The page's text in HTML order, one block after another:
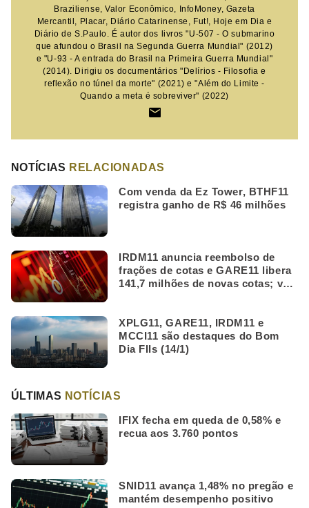
Braziliense, Valor Econômico, InfoMoney, Gazeta
Mercantil, Placar, Diário Catarinense, Fut!, Hoje em Dia e
Diário de S.Paulo. É autor dos livros "U-507 - O submarino
que afundou o Brasil na Segunda Guerra Mundial" (2012)
e "U-93 - A entrada do Brasil na Primeira Guerra Mundial"
(2014). Dirigiu os documentários "Delírios - Filosofia e
reflexão no túnel da morte" (2021) e "Além do Limite -
Quando a meta é sobreviver" (2022)
NOTÍCIAS RELACIONADAS
Com venda da Ez Tower, BTHF11
registra ganho de R$ 46 milhões
IRDM11 anuncia reembolso de
frações de cotas e GARE11 libera
141,7 milhões de novas cotas; veja
XPLG11, GARE11, IRDM11 e
MCCI11 são destaques do Bom
Dia FIIs (14/1)
ÚLTIMAS NOTÍCIAS
IFIX fecha em queda de 0,58% e
recua aos 3.760 pontos
SNID11 avança 1,48% no pregão e
mantém desempenho positivo